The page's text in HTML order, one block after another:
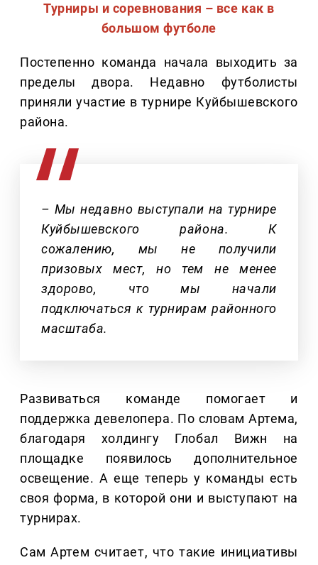
Турниры и соревнования – все как в
большом футболе
Постепенно команда начала выходить за
пределы двора. Недавно футболисты
приняли участие в турнире Куйбышевского
района.
– Мы недавно выступали на турнире
Куйбышевского района. К
сожалению, мы не получили
призовых мест, но тем не менее
здорово, что мы начали
подключаться к турнирам районного
масштаба.
Развиваться команде помогает и
поддержка девелопера. По словам Артема,
благодаря холдингу Глобал Вижн на
площадке появилось дополнительное
освещение. А еще теперь у команды есть
своя форма, в которой они и выступают на
турнирах.
Сам Артем считает, что такие инициативы